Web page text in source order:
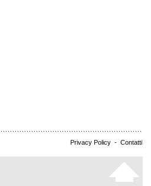
Privacy Policy - Contatti